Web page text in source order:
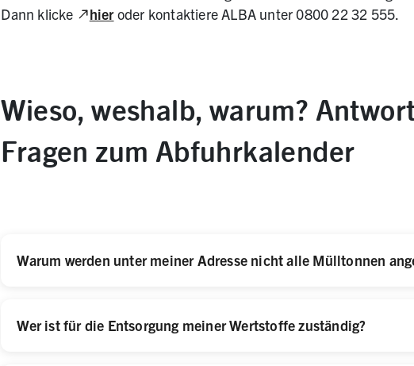
Dann klicke
hier
(Link zu externer Website, öffnet in neuem Tab)
oder kontaktiere ALBA unter 0800 22 32 555.
Wieso, weshalb, warum?
Fragen zum Abfuhrkalender
Warum werden unter meiner Adresse nicht alle Mülltonnen
Wer ist für die Entsorgung meiner Wertstoffe zuständig?